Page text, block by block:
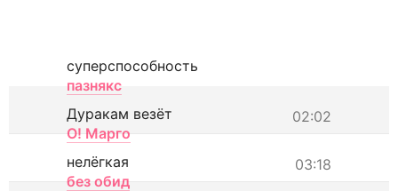
суперспособность
пазнякс
02:02
Дуракам везёт
О! Марго
03:18
нелёгкая
без обид